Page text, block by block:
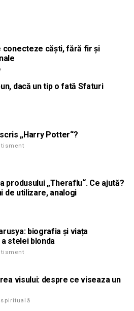
conecteze căști, fără fir și
dacă un tip o fată Sfaturi
„Harry Potter“?
produsului „Theraflu“. Ce ajută?
de utilizare, analogi
biografia și viața
stelei blonda
visului: despre ce viseaza un
spirituală